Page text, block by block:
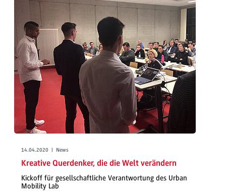
14.04.2020 | News
Kreative Querdenker, die die Welt verändern
Kickoff für gesellschaftliche Verantwortung des Urban
Mobility Lab